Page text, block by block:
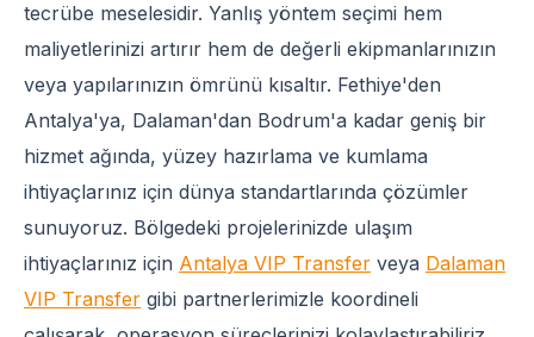
tecrübe meselesidir. Yanlış yöntem seçimi hem
maliyetlerinizi artırır hem de değerli ekipmanlarınızın
veya yapılarınızın ömrünü kısaltır. Fethiye'den
Antalya'ya, Dalaman'dan Bodrum'a kadar geniş bir
hizmet ağında, yüzey hazırlama ve kumlama
ihtiyaçlarınız için dünya standartlarında çözümler
sunuyoruz. Bölgedeki projelerinizde ulaşım
ihtiyaçlarınız için Antalya VIP Transfer veya Dalaman
VIP Transfer gibi partnerlerimizle koordineli